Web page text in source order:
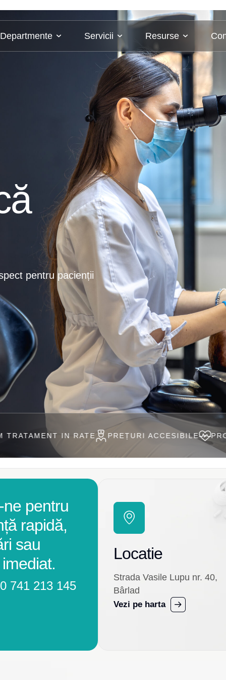
Departmente Servicii Resurse
pentru pacienții
RATE PREȚURI ACCESIBILE PROFESIONIȘTI ÎN
ne pentru
rapidă,
sau
741 213 145
Locatie
Strada Vasile Lupu nr. 40,
Bârlad
Vezi pe harta